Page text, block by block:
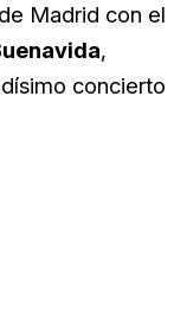
Madrid con el
,
concierto